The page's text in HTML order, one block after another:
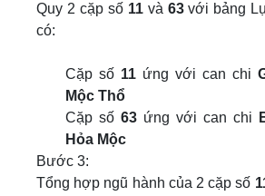
Quy 2 cặp số 11và 63với bảng
có:
Cặp số 11 ứng với can chi
Mộc Thổ
Cặp số 63 ứng với can chi
Hỏa Mộc
Bước 3:
Tổng hợp ngũ hành của 2 cặp số